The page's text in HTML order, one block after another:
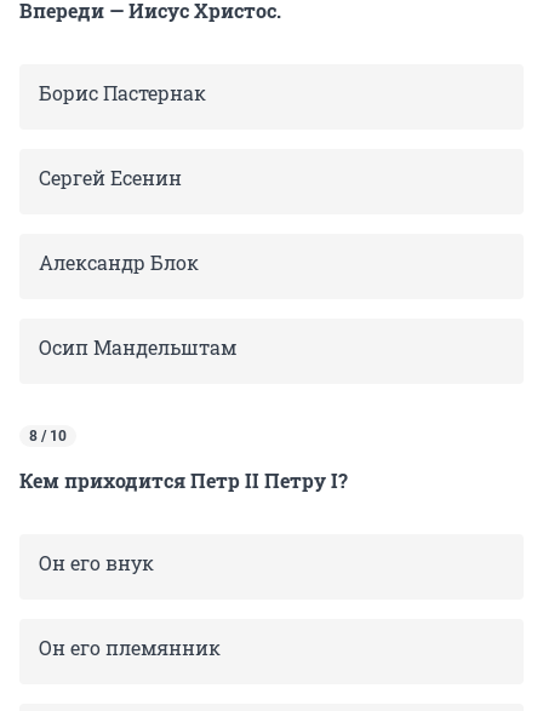
Впереди — Иисус Христос.
Борис Пастернак
Сергей Есенин
Александр Блок
Осип Мандельштам
8 / 10
Кем приходится Петр II Петру I?
Он его внук
Он его племянник